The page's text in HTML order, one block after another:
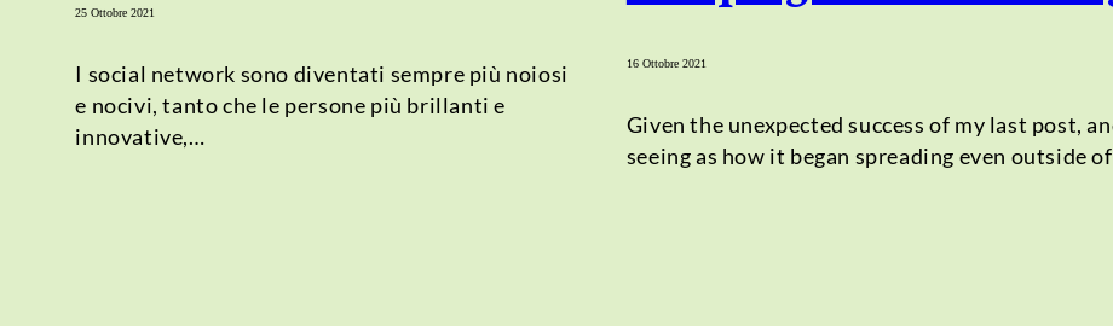
25 Ottobre 2021
I social network sono diventati sempre più noiosi
e nocivi, tanto che le persone più brillanti e
innovative,…
16 Ottobre 2021
Given the unexpected success of my last post,
seeing as how it began spreading even outside